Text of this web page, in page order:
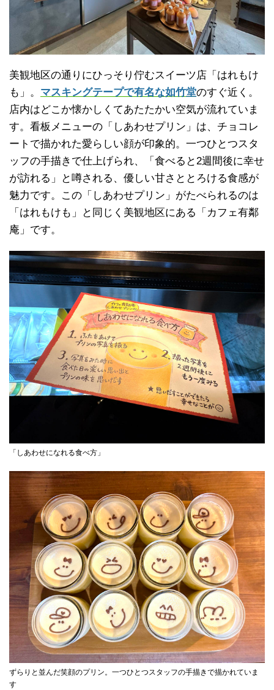
美観地区の通りにひっそり佇むスイーツ店「はれもけ
も」。 マスキングテープで有名な如竹堂のすぐ近く。
店内はどこか懐かしくてあたたかい空気が流れていま
す。看板メニューの「しあわせプリン」は、チョコレ
ートで描かれた愛らしい顔が印象的。一つひとつスタ
ッフの手描きで仕上げられ、「食べると2週間後に幸せ
が訪れる」と噂される、優しい甘さととろける食感が
魅力です。この「しあわせプリン」がたべられるのは
「はれもけも」と同じく美観地区にある「カフェ有鄰
庵」です。
「しあわせになれる食べ方」
ずらりと並んだ笑顔のプリン。一つひとつスタッフの手描きで描かれていま
す